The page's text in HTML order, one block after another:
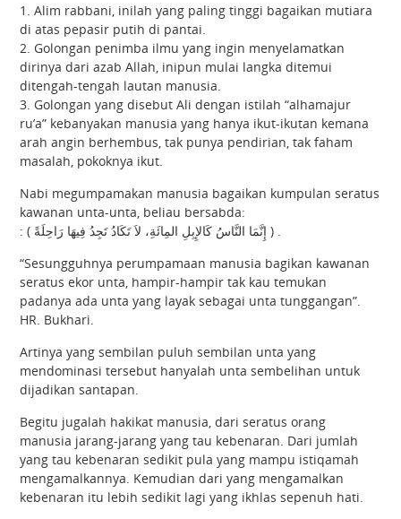
1. Alim rabbani, inilah yang paling tinggi bagaikan mutiara
di atas pepasir putih di pantai.
2. Golongan penimba ilmu yang ingin menyelamatkan
dirinya dari azab Allah, inipun mulai langka ditemui
ditengah-tengah lautan manusia.
3. Golongan yang disebut Ali dengan istilah “alhamajur
ru’a” kebanyakan manusia yang hanya ikut-ikutan kemana
arah angin berhembus, tak punya pendirian, tak faham
masalah, pokoknya ikut.
Nabi megumpamakan manusia bagaikan kumpulan seratus
kawanan unta-unta, beliau bersabda:
: ( إِنَّمَا النَّاسُ كَالإِبِلِ المِائَةِ، لاَ تَكَادُ تَجِدُ فِيهَا رَاحِلَةً ) .
“Sesungguhnya perumpamaan manusia bagikan kawanan
seratus ekor unta, hampir-hampir tak kau temukan
padanya ada unta yang layak sebagai unta tunggangan”.
HR. Bukhari.
Artinya yang sembilan puluh sembilan unta yang
mendominasi tersebut hanyalah unta sembelihan untuk
dijadikan santapan.
Begitu jugalah hakikat manusia, dari seratus orang
manusia jarang-jarang yang tau kebenaran. Dari jumlah
yang tau kebenaran sedikit pula yang mampu istiqamah
mengamalkannya. Kemudian dari yang mengamalkan
kebenaran itu lebih sedikit lagi yang ikhlas sepenuh hati.